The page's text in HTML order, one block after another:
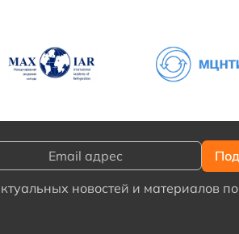
новостей и материалов по